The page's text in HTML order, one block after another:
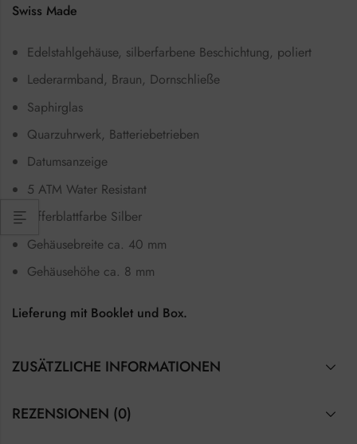
Swiss Made
Edelstahlgehäuse, silberfarbene Beschichtung, poliert
Lederarmband, Braun, Dornschließe
Saphirglas
Quarzuhrwerk, Batteriebetrieben
Datumsanzeige
5 ATM Water Resistant
Zifferblattfarbe Silber
Gehäusebreite ca. 40 mm
Gehäusehöhe ca. 8 mm
Lieferung mit Booklet und Box.
ZUSÄTZLICHE INFORMATIONEN
REZENSIONEN (0)